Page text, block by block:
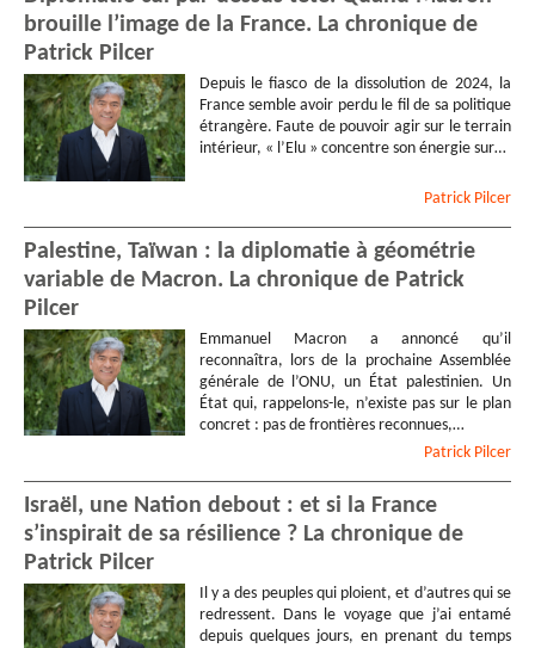
brouille l’image de la France. La chronique de
Patrick Pilcer
Depuis le fiasco de la dissolution de 2024, la
France semble avoir perdu le fil de sa politique
étrangère. Faute de pouvoir agir sur le terrain
intérieur, « l’Elu » concentre son énergie sur…
Patrick Pilcer
Palestine, Taïwan : la diplomatie à géométrie
variable de Macron. La chronique de Patrick
Pilcer
Emmanuel Macron a annoncé qu’il
reconnaîtra, lors de la prochaine Assemblée
générale de l’ONU, un État palestinien. Un
État qui, rappelons-le, n’existe pas sur le plan
concret : pas de frontières reconnues,…
Patrick Pilcer
Israël, une Nation debout : et si la France
s’inspirait de sa résilience ? La chronique de
Patrick Pilcer
Il y a des peuples qui ploient, et d’autres qui se
redressent. Dans le voyage que j’ai entamé
depuis quelques jours, en prenant du temps